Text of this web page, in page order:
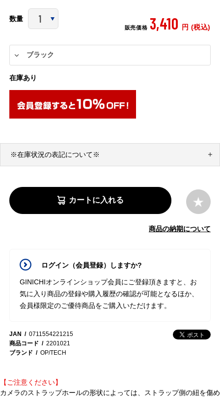
数量
販売価格 3,410 円 (税込)
在庫あり
※在庫状況の表記について※
カートに入れる
商品の納期について
ログイン（会員登録）しますか?
GINICHIオンラインショップ会員にご登録頂きますと、お
気に入り商品の登録や購入履歴の確認が可能となるほか、
会員様限定のご優待商品をご購入いただけます。
JAN
0711554221215
商品コード
2201021
ブランド
OP/TECH
【ご注意ください】
カメラのストラップホールの形状によっては、ストラップ側の紐を傷め